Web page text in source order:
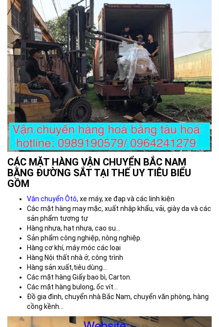
CÁC MẶT HÀNG VẬN CHUYỂN BẮC NAM
BẰNG ĐƯỜNG SẮT TẠI THẾ UY TIÊU BIỂU
GỒM
Vận chuyển Ôtô, xe máy, xe đạp và các linh kiện
Các mặt hàng may mặc, xuất nhập khẩu, vải, giày da và các
sản phẩm tương tự
Hàng nhựa, hạt nhựa, cao su…
Sản phẩm công nghiệp, nông nghiệp.
Hàng cơ khí, máy móc các loại
Hàng Nội thất nhà ở, công trình
Hàng sản xuất,tiêu dùng…
Các mặt hàng Giấy bao bì, Carton.
Các mặt hàng bulong, ốc vít…
Đồ gia đình, chuyển nhà Bắc Nam, chuyển văn phòng, hàng
cồng kềnh...